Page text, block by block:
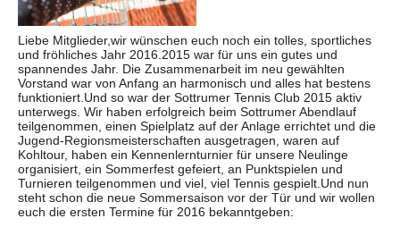
Liebe Mitglieder,wir wünschen euch noch ein tolles, sportliches
und fröhliches Jahr 2016.2015 war für uns ein gutes und
spannendes Jahr. Die Zusammenarbeit im neu gewählten
Vorstand war von Anfang an harmonisch und alles hat bestens
funktioniert.Und so war der Sottrumer Tennis Club 2015 aktiv
unterwegs. Wir haben erfolgreich beim Sottrumer Abendlauf
teilgenommen, einen Spielplatz auf der Anlage errichtet und die
Jugend-Regionsmeisterschaften ausgetragen, waren auf
Kohltour, haben ein Kennenlernturnier für unsere Neulinge
organisiert, ein Sommerfest gefeiert, an Punktspielen und
Turnieren teilgenommen und viel, viel Tennis gespielt.Und nun
steht schon die neue Sommersaison vor der Tür und wir wollen
euch die ersten Termine für 2016 bekanntgeben: